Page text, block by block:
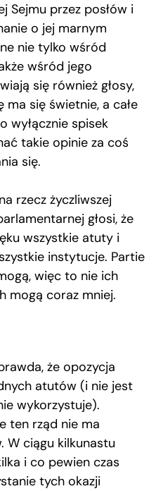
Sejmu przez posłów i
o jej marnym
nie tylko wśród
wśród jego
się również głosy,
się świetnie, a całe
wyłącznie spisek
takie opinie za coś
się.
rzecz życzliwszej
głosi, że
wszystkie atuty i
instytucje. Partie
więc to nie ich
mogą coraz mniej.
że opozycja
atutów (i nie jest
wykorzystuje).
ten rząd nie ma
W ciągu kilkunastu
i co pewien czas
tych okazji